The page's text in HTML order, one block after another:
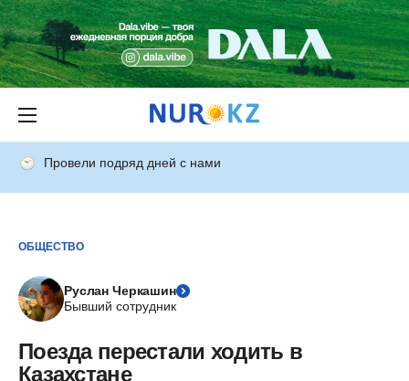
Провели подряд дней с нами
ОБЩЕСТВО
Руслан Черкашин
Бывший сотрудник
Поезда перестали ходить в
Казахстане